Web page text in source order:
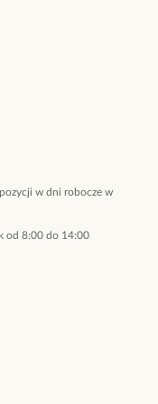
w dni robocze w
od 8:00 do 14:00